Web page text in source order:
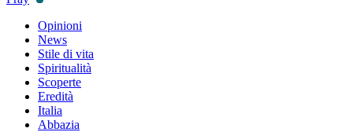
Opinioni
News
Stile di vita
Spiritualità
Scoperte
Eredità
Italia
Abbazia